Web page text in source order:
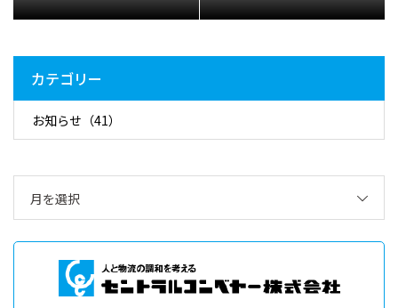
カテゴリー
お知らせ （41）
月を選択